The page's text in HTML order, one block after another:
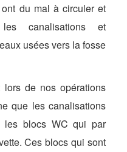
ont du mal à circuler et
canalisations et
usées vers la fosse
lors de nos opérations
que les canalisations
les blocs WC qui par
Ces blocs qui sont